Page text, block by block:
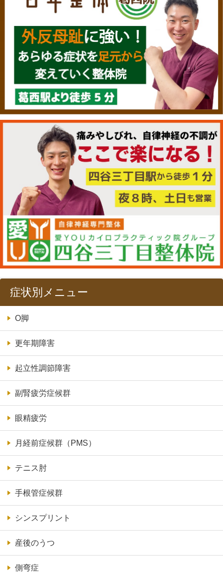
症状別メニュー
O脚
更年期障害
起立性調節障害
副腎疲労症候群
眼精疲労
月経前症候群（PMS）
テニス肘
手根管症候群
シンスプリント
産後のうつ
側弯症